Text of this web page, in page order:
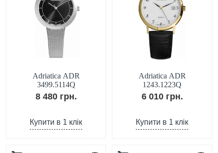
Adriatica ADR
3499.5114Q
8 480 грн.
Купити в 1 клік
Adriatica ADR
1243.1223Q
6 010 грн.
Купити в 1 клік